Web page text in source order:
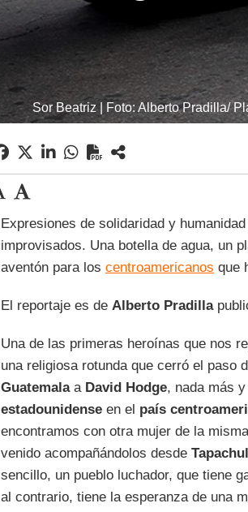
Sor Beatriz | Foto: Alberto Pradilla/
Expresiones de solidaridad y
improvisados. Una botella de agua, un
aventón para los centroamericanos que
El reportaje es de Alberto Pradilla
Una de las primeras heroínas que nos
una religiosa rotunda que cerró el paso
Guatemalaa David Hodge, nada más
estadounidenseen el país
encontramos con otra mujer de la
venido acompañándolos desde
sencillo, un pueblo luchador, que tiene
al contrario, tiene la esperanza de una